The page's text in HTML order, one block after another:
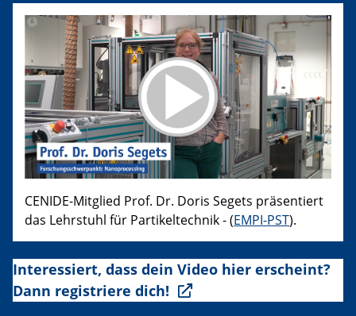
CENIDE-Mitglied Prof. Dr. Doris Segets präsentiert
das Lehrstuhl für Partikeltechnik - (EMPI-PST).
Interessiert, dass dein Video hier erscheint?
Dann registriere dich!